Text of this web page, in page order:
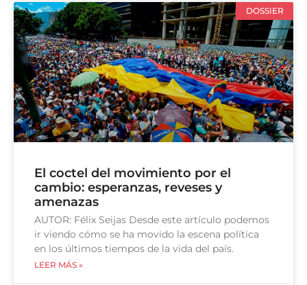
DOSSIER
El coctel del movimiento por el
cambio: esperanzas, reveses y
amenazas
AUTOR: Félix Seijas Desde este artículo podemos
ir viendo cómo se ha movido la escena política
en los últimos tiempos de la vida del país.
LEER MÁS »